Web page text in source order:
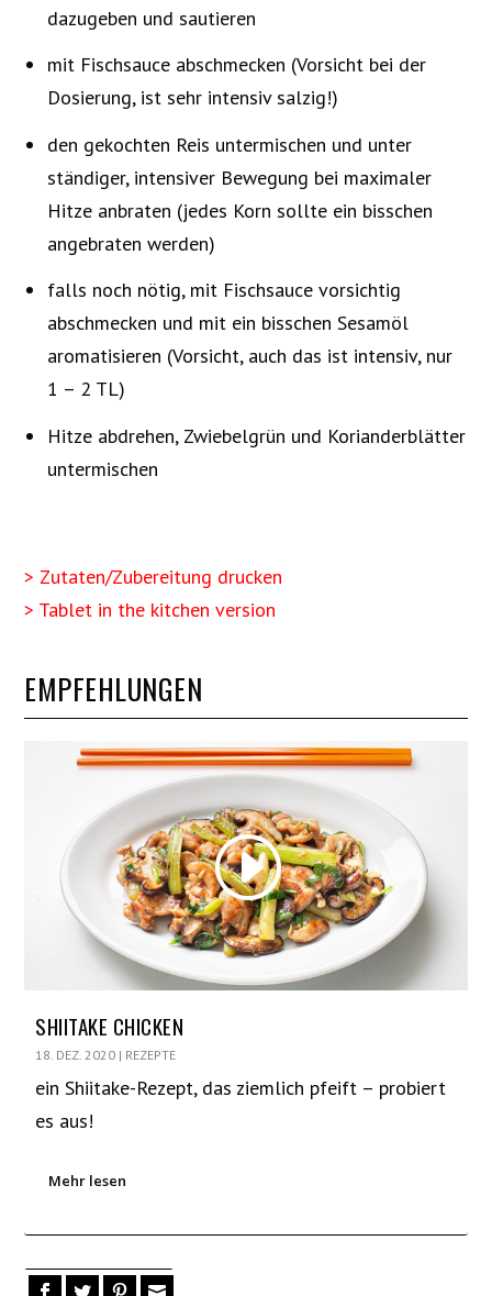
dazugeben und sautieren
mit Fischsauce abschmecken (Vorsicht bei der
Dosierung, ist sehr intensiv salzig!)
den gekochten Reis untermischen und unter
ständiger, intensiver Bewegung bei maximaler
Hitze anbraten (jedes Korn sollte ein bisschen
angebraten werden)
falls noch nötig, mit Fischsauce vorsichtig
abschmecken und mit ein bisschen Sesamöl
aromatisieren (Vorsicht, auch das ist intensiv, nur
1 – 2 TL)
Hitze abdrehen, Zwiebelgrün und Korianderblätter
untermischen
> Zutaten/Zubereitung drucken
> Tablet in the kitchen version
EMPFEHLUNGEN
SHIITAKE CHICKEN
18. DEZ. 2020 | REZEPTE
ein Shiitake-Rezept, das ziemlich pfeift – probiert
es aus!
Mehr lesen